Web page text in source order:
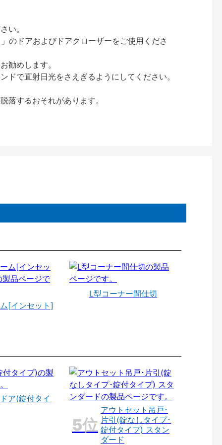
い。
のドアおよびドアクローザーをご使用くださ
勧めします。
で直射日光をさえぎるようにしてください。
するおそれがあります。
[インセット]
L型コーナー間仕切
ア(錠付タイ
アウトセット吊戸･
片引(錠なしタイプ･
錠付タイプ) スタン
ダード